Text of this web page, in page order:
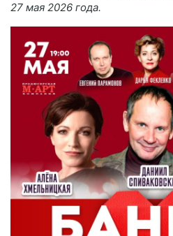
27 мая 2026 года.